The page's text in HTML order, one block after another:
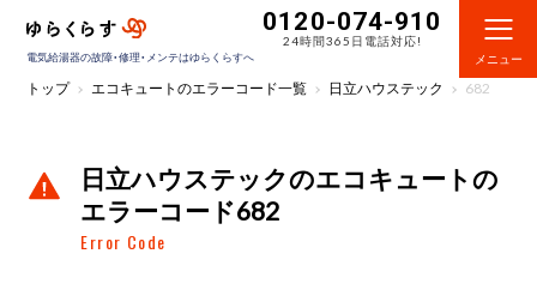
電気給湯器の故障・修理・メンテはゆらくらすへ
0120-074-910
24時間365日電話対応!
メニュー
トップ エコキュートのエラーコード一覧 日立ハウステック 682
日立ハウステックのエコキュートの
エラーコード682
Error Code